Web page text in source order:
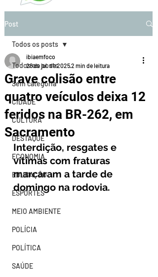
Post
Todos os posts
Sem categoria
CIDADE
CULTURA
DESTAQUE
ECONOMIA
EDUCAÇÃO
ESPORTES
MEIO AMBIENTE
POLÍCIA
POLÍTICA
SAÚDE
Todos os posts
Grave colisão entre
quatro veículos deixa 12
feridos na BR-262, em
Sacramento
ibiaemfoco
28 de jul. de 20252 min de leitura
Interdição, resgates e
vítimas com fraturas
marcaram a tarde de
domingo na rodovia.